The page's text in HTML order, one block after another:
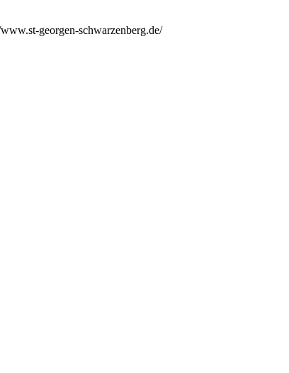
georgen-schwarzenberg.de/